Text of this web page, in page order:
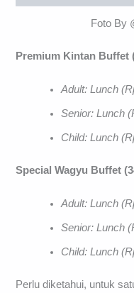
Foto By
Premium Kintan Buffet
Adult: Lunch
Senior: Lunch
Child: Lunch
Special Wagyu Buffet
Adult: Lunch
Senior: Lunch
Child: Lunch
Perlu diketahui, untuk